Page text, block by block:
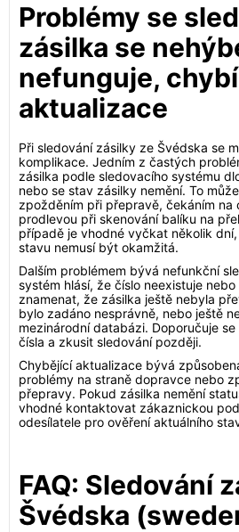
Problémy se
zásilka se
nefunguje, chybí
aktualizace
Při sledování zásilky ze Švédska se
komplikace. Jedním z častých
zásilka podle sledovacího systému
nebo se stav zásilky nemění. To
zpožděním při přepravě, čekáním na
prodlevou při skenování balíku na
případě je vhodné vyčkat několik
stavu nemusí být okamžitá.
Dalším problémem bývá nefunkční
systém hlásí, že číslo neexistuje
znamenat, že zásilka ještě nebyla
bylo zadáno nesprávně, nebo ještě
mezinárodní databázi. Doporučuje
čísla a zkusit sledování později.
Chybějící aktualizace bývá
problémy na straně dopravce nebo
přepravy. Pokud zásilka nemění
vhodné kontaktovat zákaznickou
odesílatele pro ověření aktuálního
FAQ: Sledování
Švédska